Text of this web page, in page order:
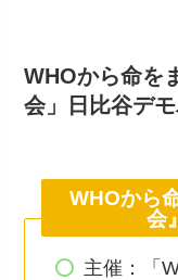
WHOから命を
会」日比谷デ
WHOから
会
主催：「